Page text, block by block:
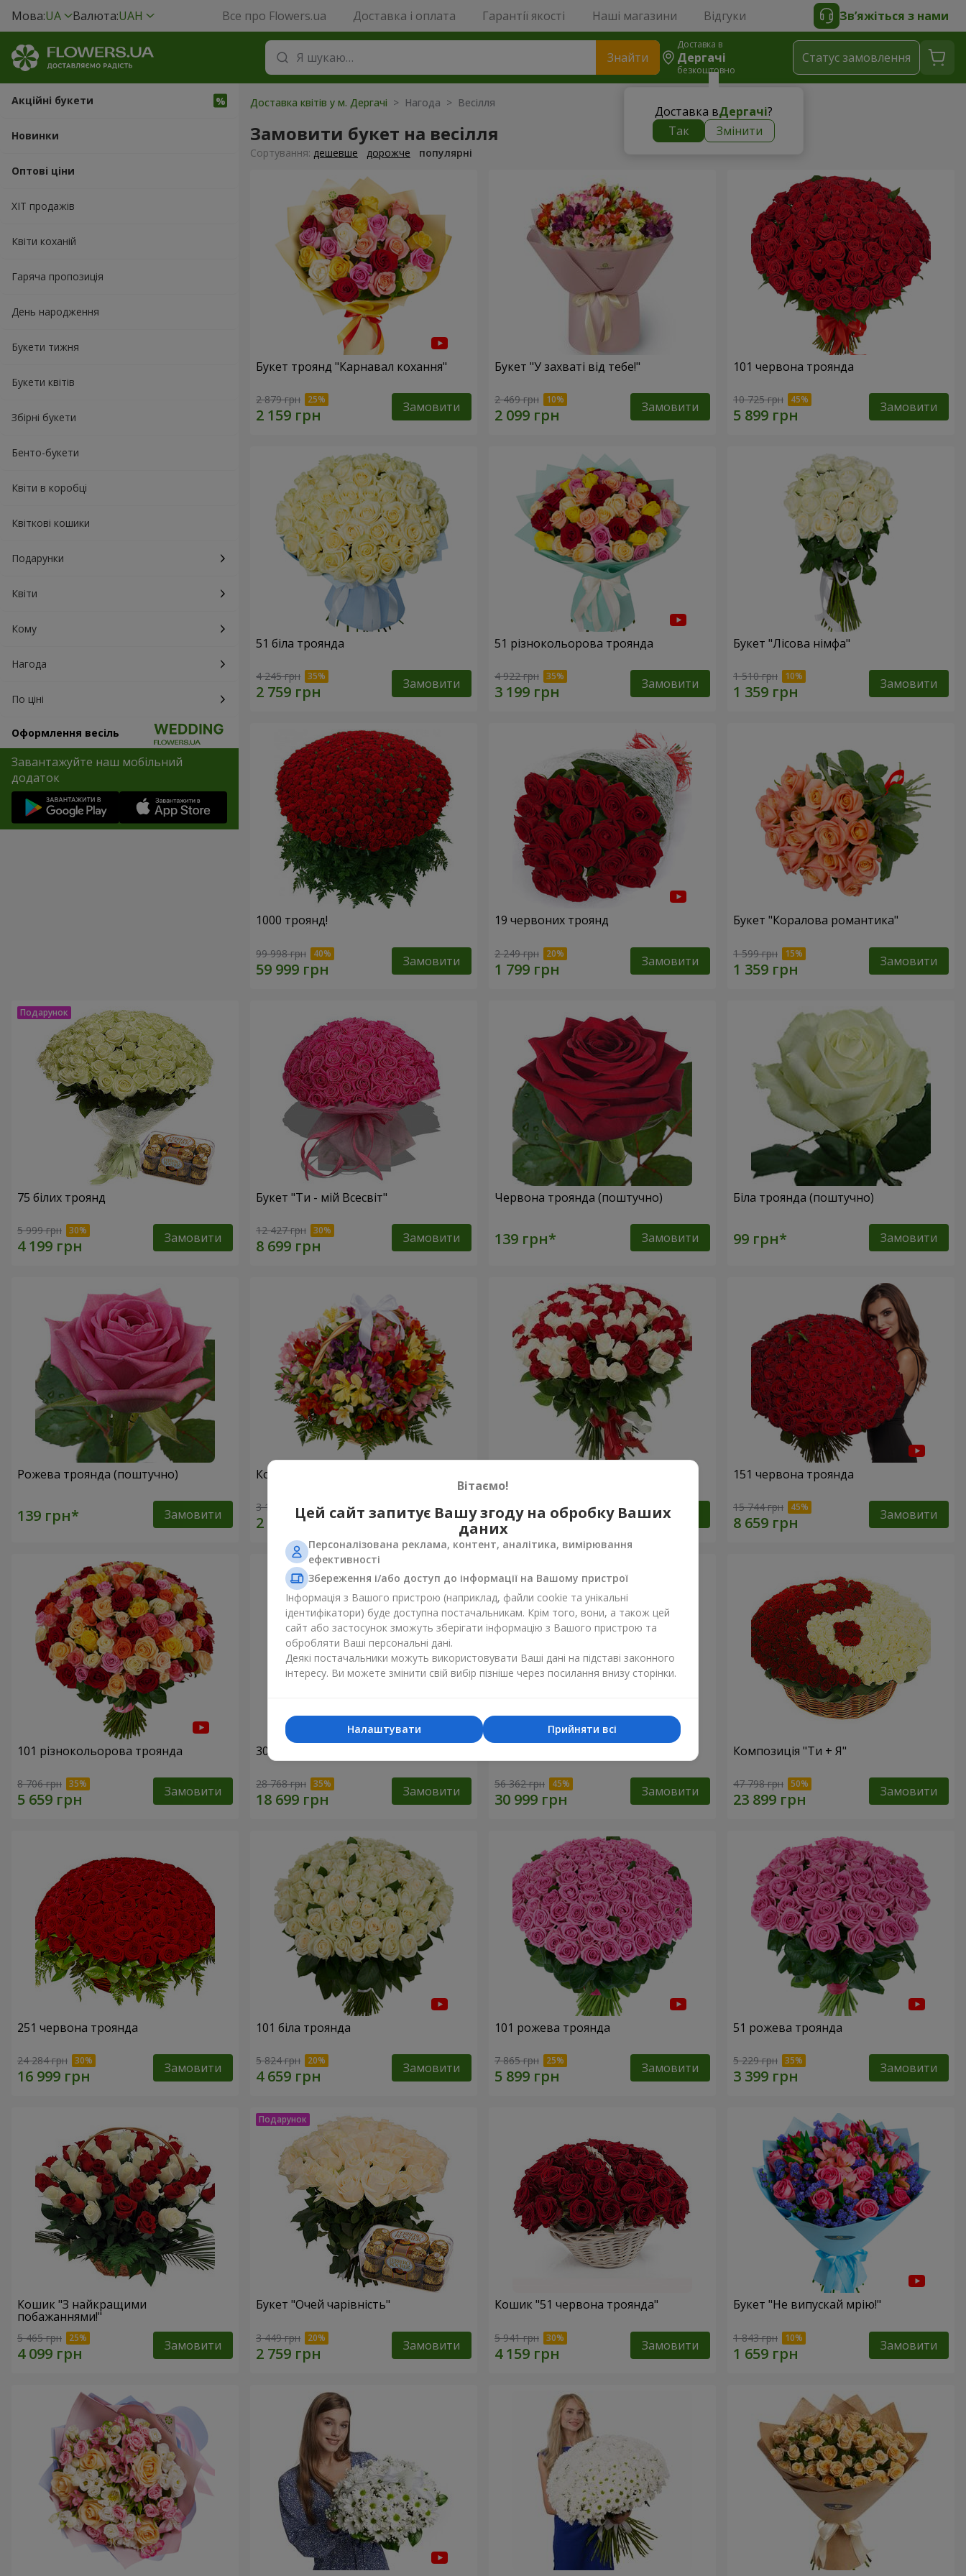
Мова:UA Валюта:UAH Все про Flowers.ua Доставка і оплата Гарантії якості Наші магазини Відгуки Зв’яжіться з нами
Знайти
Доставка в
Дергачі
безкоштовно
Доставка вДергачі?
Так
Змінити
Статус замовлення
Акційні букети
Новинки
Оптові ціни
ХІТ продажів
Квіти коханій
Гаряча пропозиція
День народження
Букети тижня
Букети квітів
Збірні букети
Бенто-букети
Квіти в коробці
Квіткові кошики
Подарунки
Квіти
Кому
Нагода
По ціні
Оформлення весіль
Завантажуйте наш мобільний
додаток
Доставка квітів у м. Дергачі > Нагода > Весілля
Замовити букет на весілля
Сортування: дешевше дорожче популярні
Букет троянд "Карнавал кохання"
2 879 грн Замовити
Букет "У захваті від тебе!"
2 469 грн Замовити
101 червона троянда
10 725 грн Замовити
51 біла троянда
4 245 грн Замовити
51 різнокольорова троянда
4 922 грн Замовити
Букет "Лісова німфа"
1 510 грн Замовити
1000 троянд!
99 998 грн Замовити
19 червоних троянд
2 249 грн Замовити
Букет "Коралова романтика"
1 599 грн Замовити
75 білих троянд
5 999 грн Замовити
Букет "Ти - мій Всесвіт"
12 427 грн Замовити
Червона троянда (поштучно)
Замовити
Біла троянда (поштучно)
Замовити
Рожева троянда (поштучно)
Замовити
Кошик альстромерій "Акварель"
3 175 грн Замовити 5 888 грн Замовити
151 червона троянда
15 744 грн Замовити
101 різнокольорова троянда
8 706 грн Замовити
301 червона троянда
28 768 грн Замовити 56 362 грн Замовити
Композиція "Ти + Я"
47 798 грн Замовити
251 червона троянда
24 284 грн Замовити
101 біла троянда
5 824 грн Замовити
101 рожева троянда
7 865 грн Замовити
51 рожева троянда
5 229 грн Замовити
Кошик "З найкращими
побажаннями!"
5 465 грн Замовити
Букет "Очей чарівність"
3 449 грн Замовити
Кошик "51 червона троянда"
5 941 грн Замовити
Букет "Не випускай мрію!"
1 843 грн Замовити
Вітаємо!
Цей сайт запитує Вашу згоду на обробку Ваших
даних
Персоналізована реклама, контент, аналітика, вимірювання
ефективності
Збереження і/або доступ до інформації на Вашому пристрої
Інформація з Вашого пристрою (наприклад, файли cookie та унікальні
ідентифікатори) буде доступна постачальникам. Крім того, вони, а також цей
сайт або застосунок зможуть зберігати інформацію з Вашого пристрою та
обробляти Ваші персональні дані.
Деякі постачальники можуть використовувати Ваші дані на підставі законного
інтересу. Ви можете змінити свій вибір пізніше через посилання внизу сторінки.
Прийняти всі
Налаштувати